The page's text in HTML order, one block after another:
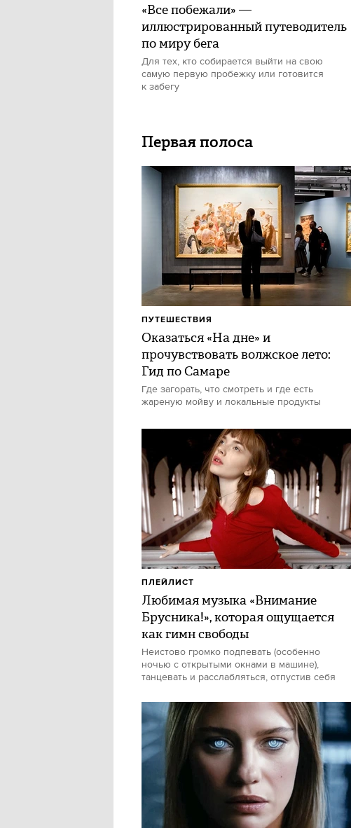
«Все побежали» —
иллюстрированный путеводитель
по миру бега
Для тех, кто собирается выйти на свою
самую первую пробежку или готовится
к забегу
Первая полоса
Оказаться «На дне» и
прочувствовать волжское лето:
Гид по Самаре
Где загорать, что смотреть и где есть
жареную мойву и локальные продукты
ПУТЕШЕСТВИЯ
Любимая музыка «Внимание
Брусника!», которая ощущается
как гимн свободы
Неистово громко подпевать (особенно
ночью с открытыми окнами в машине),
танцевать и расслабляться, отпустив себя
ПЛЕЙЛИСТ